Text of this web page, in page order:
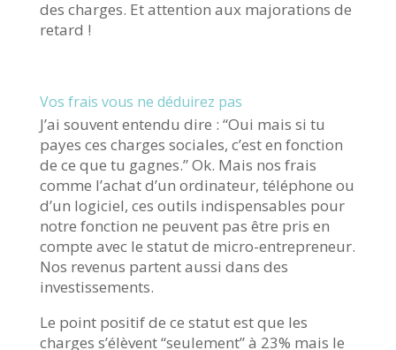
des charges. Et attention aux majorations de
retard !
Vos frais vous ne déduirez pas
J’ai souvent entendu dire : “Oui mais si tu
payes ces charges sociales, c’est en fonction
de ce que tu gagnes.” Ok. Mais nos frais
comme l’achat d’un ordinateur, téléphone ou
d’un logiciel, ces outils indispensables pour
notre fonction ne peuvent pas être pris en
compte avec le statut de micro-entrepreneur.
Nos revenus partent aussi dans des
investissements.
Le point positif de ce statut est que les
charges s’élèvent “seulement” à 23% mais le